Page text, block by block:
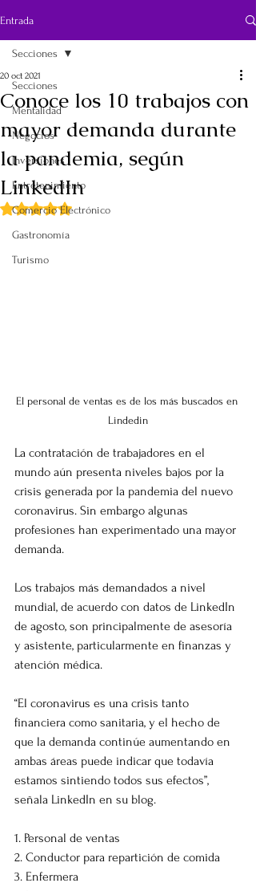
Entrada
Secciones
Mentalidad
Negocios
Inversiones
Entretenimiento
Comercio Electrónico
Gastronomía
Turismo
Secciones
Conoce los 10 trabajos con
mayor demanda durante
la pandemia, según
LinkedIn
20 oct 2021
Obtuvo NaN de 5 estrellas.
El personal de ventas es de los más buscados en
Lindedin
La contratación de trabajadores en el
mundo aún presenta niveles bajos por la
crisis generada por la pandemia del nuevo
coronavirus. Sin embargo algunas
profesiones han experimentado una mayor
demanda.
Los trabajos más demandados a nivel
mundial, de acuerdo con datos de LinkedIn
de agosto, son principalmente de asesoría
y asistente, particularmente en finanzas y
atención médica.
“El coronavirus es una crisis tanto
financiera como sanitaria, y el hecho de
que la demanda continúe aumentando en
ambas áreas puede indicar que todavía
estamos sintiendo todos sus efectos”,
señala LinkedIn en su blog.
1. Personal de ventas
2. Conductor para repartición de comida
3. Enfermera